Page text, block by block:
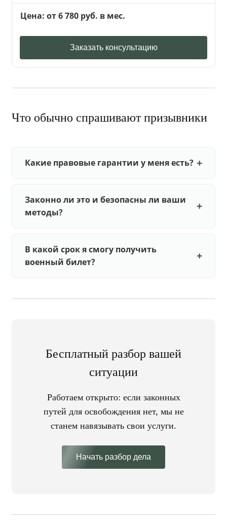
Цена: от 6 780 руб. в мес.
Заказать консультацию
Что обычно спрашивают призывники
Какие правовые гарантии у меня есть?
Законно ли это и безопасны ли ваши
методы?
В какой срок я смогу получить
военный билет?
Бесплатный разбор вашей
ситуации
Работаем открыто: если законных
путей для освобождения нет, мы не
станем навязывать свои услуги.
Начать разбор дела